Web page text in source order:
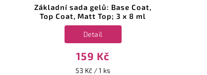
Základní sada gelů: Base Coat,
Top Coat, Matt Top; 3 x 8 ml
159 Kč
53 Kč / 1 ks
Detail